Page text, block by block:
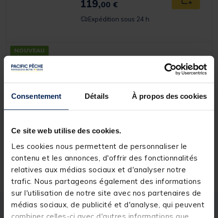
Consentement Détails À propos des cookies
Ce site web utilise des cookies.
Les cookies nous permettent de personnaliser le
contenu et les annonces, d'offrir des fonctionnalités
relatives aux médias sociaux et d'analyser notre
trafic. Nous partageons également des informations
sur l'utilisation de notre site avec nos partenaires de
médias sociaux, de publicité et d'analyse, qui peuvent
combiner celles-ci avec d'autres informations que
119,00 € Ajouter
Expédition sous 24 h
NOUVEAU
Canne Surfcasting SASORI Kaiten
420 Hybrid Surf 100-200g 4m20
109,00 €
Expédition sous 24 h
Description Spécifications